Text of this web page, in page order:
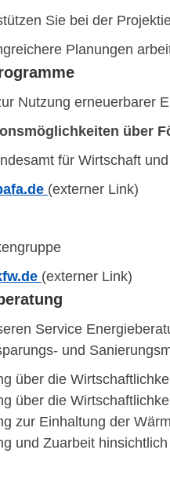
Sie bei der
Planungen
Nutzung erneuerbarer
über
für Wirtschaft
(externer Link)
(externer Link)
Service
und
über die
über die
zur Einhaltung der
und Zuarbeit